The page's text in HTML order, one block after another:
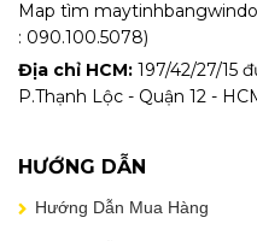
Map tìm
: 090.100.5078)
Địa chỉ HCM: 197/42/27/15
P.Thạnh Lộc - Quận 12 -
HƯỚNG DẪN
Hướng Dẫn Mua Hàng